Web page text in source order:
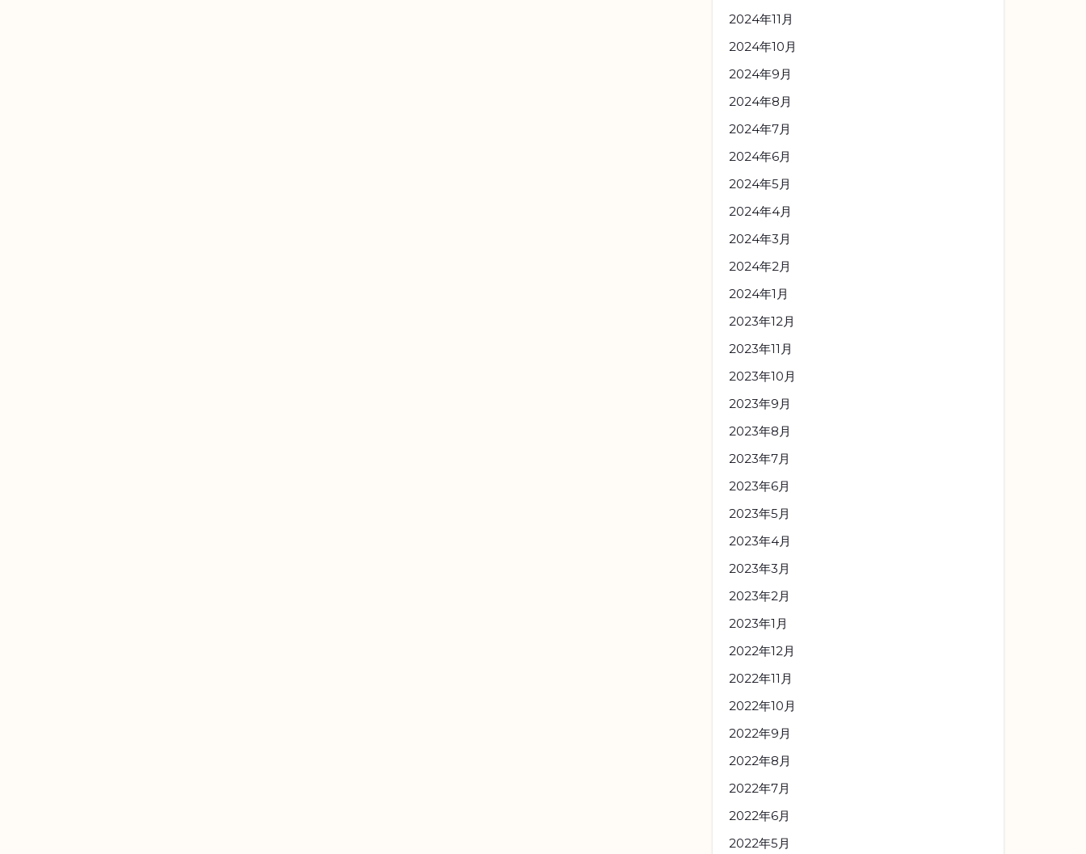
2024年11月
2024年10月
2024年9月
2024年8月
2024年7月
2024年6月
2024年5月
2024年4月
2024年3月
2024年2月
2024年1月
2023年12月
2023年11月
2023年10月
2023年9月
2023年8月
2023年7月
2023年6月
2023年5月
2023年4月
2023年3月
2023年2月
2023年1月
2022年12月
2022年11月
2022年10月
2022年9月
2022年8月
2022年7月
2022年6月
2022年5月